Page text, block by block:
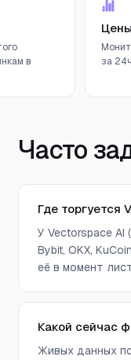
в
Цены
за
Часто
Где торгуется
У Vectorspace AI
Bybit, OKX,
её в момент
Какой сейчас
Живых данных